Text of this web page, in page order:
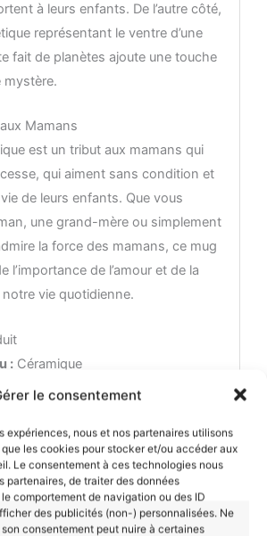
le consentement
expériences, nous et nos partenaires utilisons
les cookies pour stocker et/ou accéder aux
Le consentement à ces technologies nous
partenaires, de traiter des données
comportement de navigation ou des ID
des publicités (non-) personnalisées. Ne
consentement peut nuire à certaines
à leurs enfants. De l’autre côté,
représentant le ventre d’une
fait de planètes ajoute une touche
mystère.
Mamans
est un tribut aux mamans qui
qui aiment sans condition et
de leurs enfants. Que vous
une grand-mère ou simplement
la force des mamans, ce mug
l’importance de l’amour et de la
vie quotidienne.
:Céramique
:
11oz (325ml)
:Lavable à la main ou au lave-
au micro-ondes :Oui, idéal pour
votre boisson
:Panoramique